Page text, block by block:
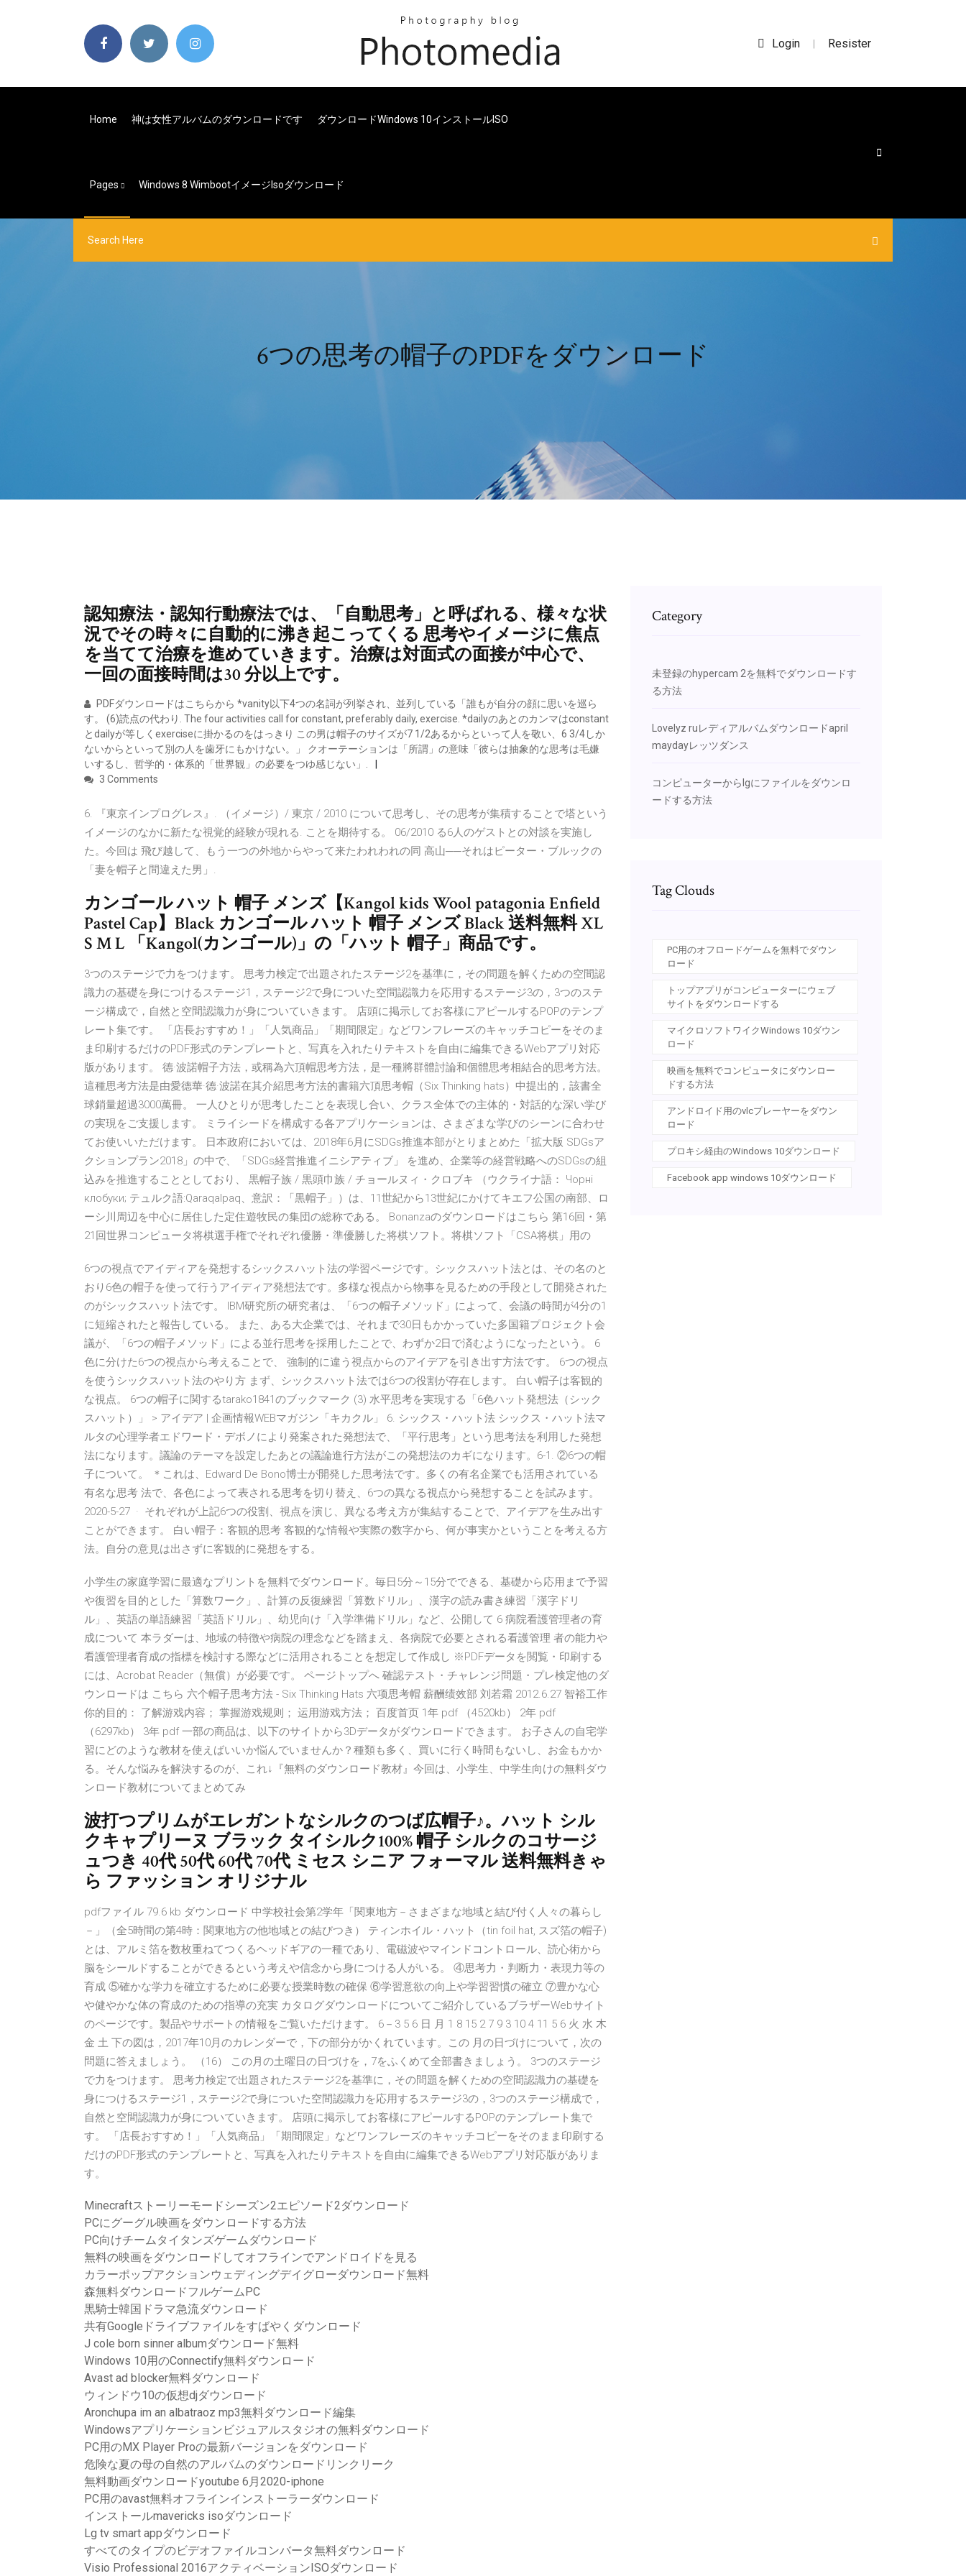
Login | Resister
Home 神は女性アルバムのダウンロードです ダウンロードWindows 10インストールISO
Pages Windows 8 Wimbootイメージisoダウンロード
6つの思考の帽子のPDFをダウンロード
認知療法・認知行動療法では、「自動思考」と呼ばれる、様々な状
況でその時々に自動的に沸き起こってくる 思考やイメージに焦点
を当てて治療を進めていきます。治療は対面式の面接が中心で、
一回の面接時間は30 分以上です。
PDFダウンロードはこちらから *vanity以下4つの名詞が列挙され、並列している「誰もが自分の顔に思いを巡ら
す。 (6)読点の代わり. The four activities call for constant, preferably daily, exercise. *dailyのあとのカンマはconstant
とdailyが等しくexerciseに掛かるのをはっきり この男は帽子のサイズが7 1/2あるからといって人を敬い、6 3/4しか
ないからといって別の人を歯牙にもかけない。」 クオーテーションは「所謂」の意味「彼らは抽象的な思考は毛嫌
いするし、哲学的・体系的「世界観」の必要をつゆ感じない」.
3 Comments
6. 『東京インプログレス』. （イメージ）/ 東京 / 2010 について思考し、その思考が集積することで塔という
イメージのなかに新たな視覚的経験が現れる. ことを期待する。 06/2010 る6人のゲストとの対談を実施し
た。今回は 飛び越して、もう一つの外地からやって来たわれわれの同 高山──それはピーター・ブルックの
「妻を帽子と間違えた男」.
カンゴール ハット 帽子 メンズ【Kangol kids Wool patagonia Enfield
Pastel Cap】Black カンゴール ハット 帽子 メンズ Black 送料無料 XL
S M L 「Kangol(カンゴール)」の「ハット 帽子」商品です。
3つのステージで力をつけます。 思考力検定で出題されたステージ2を基準に，その問題を解くための空間認
識力の基礎を身につけるステージ1，ステージ2で身についた空間認識力を応用するステージ3の，3つのステ
ージ構成で，自然と空間認識力が身についていきます。 店頭に掲示してお客様にアピールするPOPのテンプ
レート集です。 「店長おすすめ！」「人気商品」「期間限定」などワンフレーズのキャッチコピーをそのま
ま印刷するだけのPDF形式のテンプレートと、写真を入れたりテキストを自由に編集できるWebアプリ対応
版があります。 德·波諾帽子方法，或稱為六頂帽思考方法，是一種將群體討論和個體思考相結合的思考方法。
這種思考方法是由愛德華·德·波諾在其介紹思考方法的書籍六頂思考帽（Six Thinking hats）中提出的，該書全
球銷量超過3000萬冊。 一人ひとりが思考したことを表現し合い、クラス全体での主体的・対話的な深い学び
の実現をご支援します。 ミライシードを構成する各アプリケーションは、さまざまな学びのシーンに合わせ
てお使いいただけます。 日本政府においては、2018年6月にSDGs推進本部がとりまとめた「拡大版 SDGsア
クションプラン2018」の中で、「SDGs経営推進イニシアティブ」 を進め、企業等の経営戦略へのSDGsの組
込みを推進することとしており、 黒帽子族 / 黒頭巾族 / チョールヌィ・クロブキ （ウクライナ語： Чорні
клобуки; テュルク語:Qaraqalpaq、意訳：「黒帽子」）は、11世紀から13世紀にかけてキエフ公国の南部、ロ
ーシ川周辺を中心に居住した定住遊牧民の集団の総称である。 Bonanzaのダウンロードはこちら 第16回・第
21回世界コンピュータ将棋選手権でそれぞれ優勝・準優勝した将棋ソフト。将棋ソフト「CSA将棋」用の
6つの視点でアイディアを発想するシックスハット法の学習ページです。シックスハット法とは、その名のと
おり6色の帽子を使って行うアイディア発想法です。多様な視点から物事を見るための手段として開発された
のがシックスハット法です。 IBM研究所の研究者は、「6つの帽子メソッド」によって、会議の時間が4分の1
に短縮されたと報告している。 また、ある大企業では、それまで30日もかかっていた多国籍プロジェクト会
議が、「6つの帽子メソッド」による並行思考を採用したことで、わずか2日で済むようになったという。 6
色に分けた6つの視点から考えることで、 強制的に違う視点からのアイデアを引き出す方法です。 6つの視点
を使うシックスハット法のやり方 まず、シックスハット法では6つの役割が存在します。 白い帽子は客観的
な視点。 6つの帽子に関するtarako1841のブックマーク (3) 水平思考を実現する「6色ハット発想法（シック
スハット）」 > アイデア | 企画情報WEBマガジン「キカクル」 6. シックス・ハット法 シックス・ハット法マ
ルタの心理学者エドワード・デボノにより発案された発想法で、「平行思考」という思考法を利用した発想
法になります。議論のテーマを設定したあとの議論進行方法がこの発想法のカギになります。6-1. ②6つの帽
子について。 ＊これは、Edward De Bono博士が開発した思考法です。多くの有名企業でも活用されている
有名な思考 法で、各色によって表される思考を切り替え、6つの異なる視点から発想することを試みます。
2020-5-27 · それぞれが上記6つの役割、視点を演じ、異なる考え方が集結することで、アイデアを生み出す
ことができます。 白い帽子：客観的思考 客観的な情報や実際の数字から、何が事実かということを考える方
法。自分の意見は出さずに客観的に発想をする。
小学生の家庭学習に最適なプリントを無料でダウンロード。毎日5分～15分でできる、基礎から応用まで予習
や復習を目的とした「算数ワーク」、計算の反復練習「算数ドリル」、漢字の読み書き練習「漢字ドリ
ル」、英語の単語練習「英語ドリル」、幼児向け「入学準備ドリル」など、公開して 6 病院看護管理者の育
成について 本ラダーは、地域の特徴や病院の理念などを踏まえ、各病院で必要とされる看護管理 者の能力や
看護管理者育成の指標を検討する際などに活用されることを想定して作成し ※PDFデータを閲覧・印刷する
には、Acrobat Reader（無償）が必要です。 ページトップへ 確認テスト・チャレンジ問題・プレ検定他のダ
ウンロードは こちら 六个帽子思考方法 - Six Thinking Hats 六项思考帽 薪酬绩效部 刘若霜 2012.6.27 智裕工作
你的目的： 了解游戏内容； 掌握游戏规则； 运用游戏方法； 百度首页 1年 pdf （4520kb） 2年 pdf
（6297kb） 3年 pdf 一部の商品は、以下のサイトから3Dデータがダウンロードできます。 お子さんの自宅学
習にどのような教材を使えばいいか悩んでいませんか？種類も多く、買いに行く時間もないし、お金もかか
る。そんな悩みを解決するのが、これ↓『無料のダウンロード教材』今回は、小学生、中学生向けの無料ダウ
ンロード教材についてまとめてみ
波打つプリムがエレガントなシルクのつば広帽子♪。ハット シル
クキャプリーヌ ブラック タイシルク100% 帽子 シルクのコサージ
ュつき 40代 50代 60代 70代 ミセス シニア フォーマル 送料無料きゃ
ら ファッション オリジナル
pdfファイル 79.6 kb ダウンロード 中学校社会第2学年「関東地方－さまざまな地域と結び付く人々の暮らし
－」（全5時間の第4時：関東地方の他地域との結びつき） ティンホイル・ハット（tin foil hat, スズ箔の帽子)
とは、アルミ箔を数枚重ねてつくるヘッドギアの一種であり、電磁波やマインドコントロール、読心術から
脳をシールドすることができるという考えや信念から身につける人がいる。 ④思考力・判断力・表現力等の
育成 ⑤確かな学力を確立するために必要な授業時数の確保 ⑥学習意欲の向上や学習習慣の確立 ⑦豊かな心
や健やかな体の育成のための指導の充実 カタログダウンロードについてご紹介しているブラザーWebサイト
のページです。製品やサポートの情報をご覧いただけます。 6－3 5 6 日 月 1 8 15 2 7 9 3 10 4 11 5 6 火 水 木
金 土 下の図は，2017年10月のカレンダーで，下の部分がかくれています。この 月の日づけについて，次の
問題に答えましょう。 （16） この月の土曜日の日づけを，7をふくめて全部書きましょう。 3つのステージ
で力をつけます。 思考力検定で出題されたステージ2を基準に，その問題を解くための空間認識力の基礎を
身につけるステージ1，ステージ2で身についた空間認識力を応用するステージ3の，3つのステージ構成で，
自然と空間認識力が身についていきます。 店頭に掲示してお客様にアピールするPOPのテンプレート集で
す。 「店長おすすめ！」「人気商品」「期間限定」などワンフレーズのキャッチコピーをそのまま印刷する
だけのPDF形式のテンプレートと、写真を入れたりテキストを自由に編集できるWebアプリ対応版がありま
す。
Minecraftストーリーモードシーズン2エピソード2ダウンロード
PCにグーグル映画をダウンロードする方法
PC向けチームタイタンズゲームダウンロード
無料の映画をダウンロードしてオフラインでアンドロイドを見る
カラーポップアクションウェディングデイグローダウンロード無料
森無料ダウンロードフルゲームPC
黒騎士韓国ドラマ急流ダウンロード
共有Googleドライブファイルをすばやくダウンロード
J cole born sinner albumダウンロード無料
Windows 10用のConnectify無料ダウンロード
Avast ad blocker無料ダウンロード
ウィンドウ10の仮想djダウンロード
Aronchupa im an albatraoz mp3無料ダウンロード編集
Windowsアプリケーションビジュアルスタジオの無料ダウンロード
PC用のMX Player Proの最新バージョンをダウンロード
危険な夏の母の自然のアルバムのダウンロードリンクリーク
無料動画ダウンロードyoutube 6月2020-iphone
PC用のavast無料オフラインインストーラーダウンロード
インストールmavericks isoダウンロード
Lg tv smart appダウンロード
すべてのタイプのビデオファイルコンバータ無料ダウンロード
Visio Professional 2016アクティベーションISOダウンロード
Category
未登録のhypercam 2を無料でダウンロードす
る方法
Lovelyz ruレディアルバムダウンロードapril
maydayレッツダンス
コンピューターからlgにファイルをダウンロ
ードする方法
Tag Clouds
PC用のオフロードゲームを無料でダウン
ロード
トップアプリがコンピューターにウェブ
サイトをダウンロードする
マイクロソフトワイクWindows 10ダウン
ロード
映画を無料でコンピュータにダウンロー
ドする方法
アンドロイド用のvlcプレーヤーをダウン
ロード
プロキシ経由のWindows 10ダウンロード
Facebook app windows 10ダウンロード